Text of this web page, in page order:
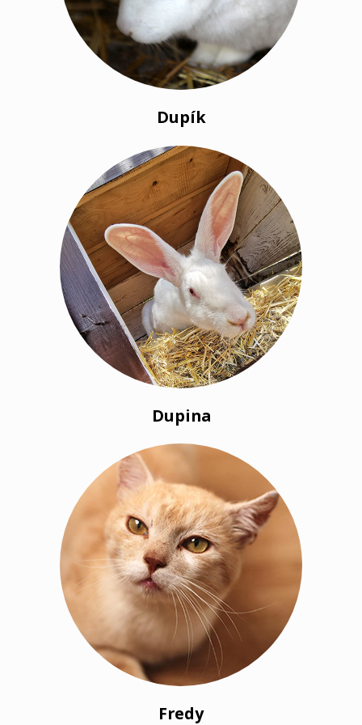
Dupík
Dupina
Fredy